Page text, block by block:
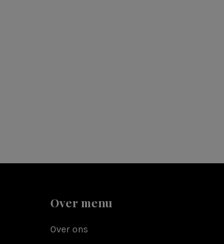
Over menu
Over ons